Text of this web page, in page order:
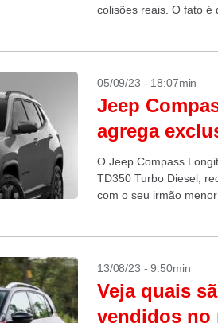
colisões reais. O fato é
05/09/23 - 18:07min
Jeep
agrega
O Jeep Compass
TD350 Turbo Diesel,
com o seu irmão
13/08/23 - 9:50min
Veja quais
vendidos no